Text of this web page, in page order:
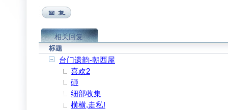
相关回复
标题
台门遗韵-朝西屋
喜欢2
砸
细部收集
横横,走私!